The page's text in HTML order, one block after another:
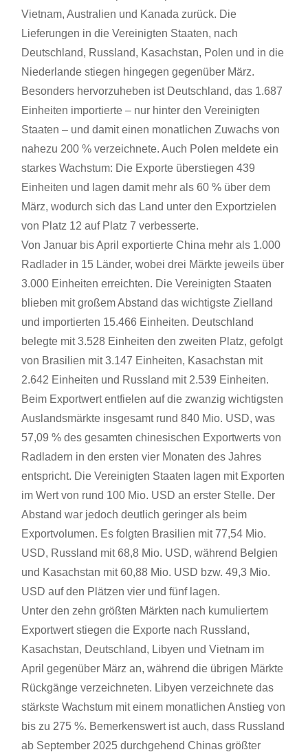
Vietnam, Australien und Kanada zurück. Die
Lieferungen in die Vereinigten Staaten, nach
Deutschland, Russland, Kasachstan, Polen und in die
Niederlande stiegen hingegen gegenüber März.
Besonders hervorzuheben ist Deutschland, das 1.687
Einheiten importierte – nur hinter den Vereinigten
Staaten – und damit einen monatlichen Zuwachs von
nahezu 200 % verzeichnete. Auch Polen meldete ein
starkes Wachstum: Die Exporte überstiegen 439
Einheiten und lagen damit mehr als 60 % über dem
März, wodurch sich das Land unter den Exportzielen
von Platz 12 auf Platz 7 verbesserte.
Von Januar bis April exportierte China mehr als 1.000
Radlader in 15 Länder, wobei drei Märkte jeweils über
3.000 Einheiten erreichten. Die Vereinigten Staaten
blieben mit großem Abstand das wichtigste Zielland
und importierten 15.466 Einheiten. Deutschland
belegte mit 3.528 Einheiten den zweiten Platz, gefolgt
von Brasilien mit 3.147 Einheiten, Kasachstan mit
2.642 Einheiten und Russland mit 2.539 Einheiten.
Beim Exportwert entfielen auf die zwanzig wichtigsten
Auslandsmärkte insgesamt rund 840 Mio. USD, was
57,09 % des gesamten chinesischen Exportwerts von
Radladern in den ersten vier Monaten des Jahres
entspricht. Die Vereinigten Staaten lagen mit Exporten
im Wert von rund 100 Mio. USD an erster Stelle. Der
Abstand war jedoch deutlich geringer als beim
Exportvolumen. Es folgten Brasilien mit 77,54 Mio.
USD, Russland mit 68,8 Mio. USD, während Belgien
und Kasachstan mit 60,88 Mio. USD bzw. 49,3 Mio.
USD auf den Plätzen vier und fünf lagen.
Unter den zehn größten Märkten nach kumuliertem
Exportwert stiegen die Exporte nach Russland,
Kasachstan, Deutschland, Libyen und Vietnam im
April gegenüber März an, während die übrigen Märkte
Rückgänge verzeichneten. Libyen verzeichnete das
stärkste Wachstum mit einem monatlichen Anstieg von
bis zu 275 %. Bemerkenswert ist auch, dass Russland
ab September 2025 durchgehend Chinas größter